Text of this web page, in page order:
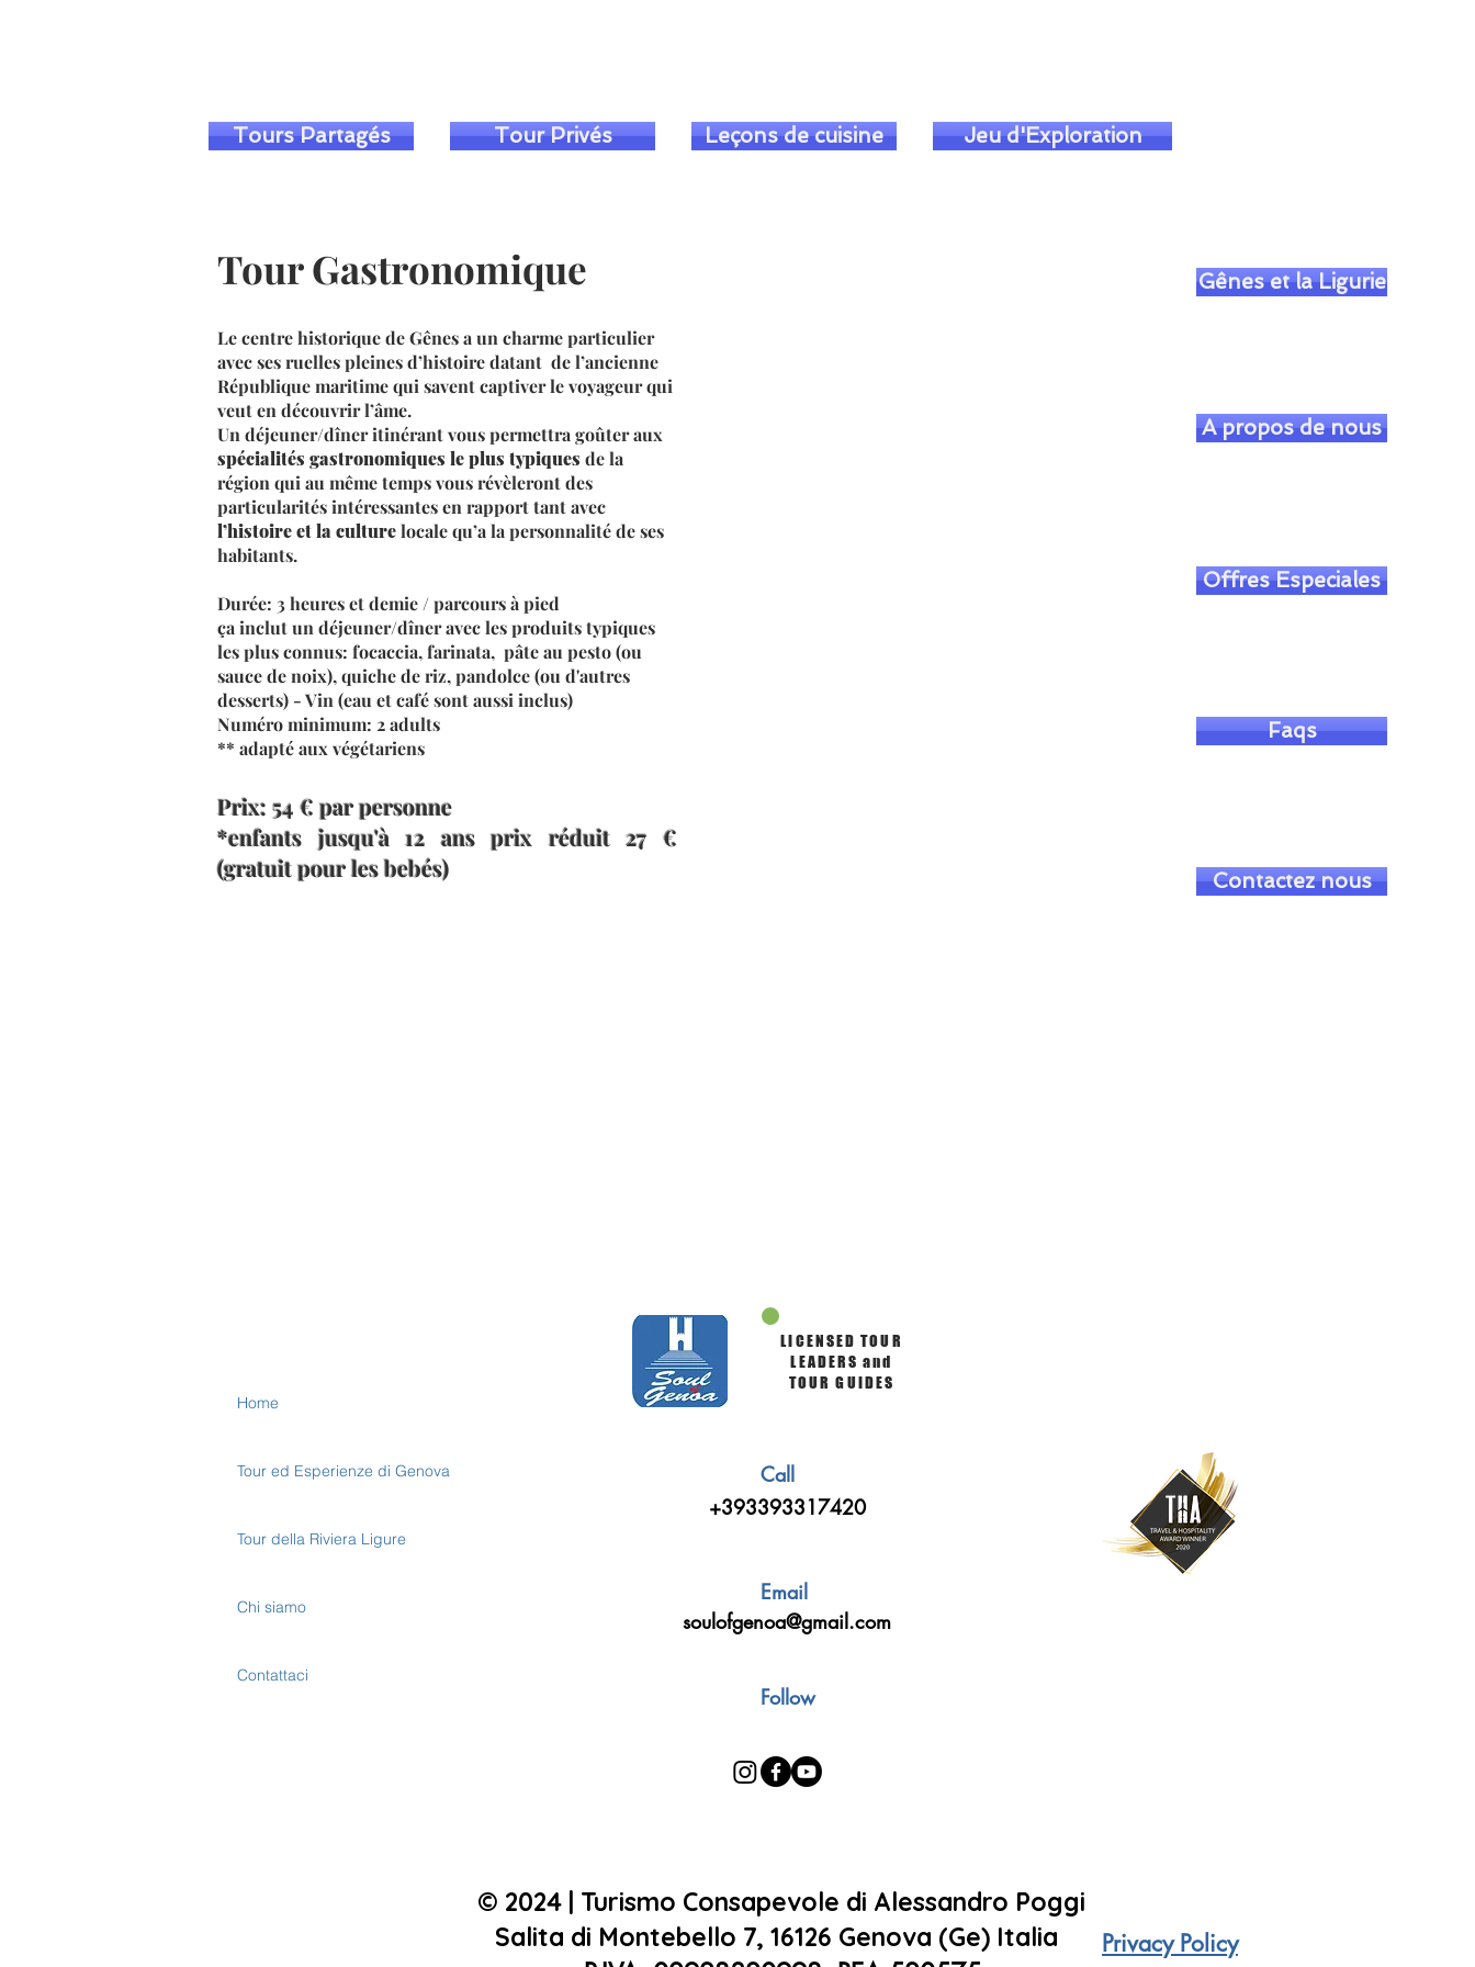
Tours Partagés Tour Privés Leçons de cuisine Jeu d'Exploration
Tour Gastronomique
Le centre historique de Gênes a un charme particulier
avec ses ruelles pleines d’histoire datant de l’ancienne
République maritime qui savent captiver le voyageur qui
veut en découvrir l’âme.
Un déjeuner/dîner itinérant vous permettra goûter aux
spécialités gastronomiques le plus typiques de la
région qui au même temps vous révèleront des
particularités intéressantes en rapport tant avec
l’histoire et la culturelocale qu’a la personnalité de ses
habitants.
Durée: 3 heures et demie / parcours à pied
ça inclut un déjeuner/dîner avec les produits typiques
les plus connus: focaccia, farinata, pâte au pesto (ou
sauce de noix), quiche de riz, pandolce (ou d'autres
desserts) - Vin (eau et café sont aussi inclus)
Numéro minimum: 2 adults
** adapté aux végétariens
Prix: 54 € par personne
*enfants jusqu'à 12 ans prix réduit 27 €
(gratuit pour les bebés)
Gênes et la Ligurie
A propos de nous
Offres Especiales
Faqs
Contactez nous
Home
Tour ed Esperienze di Genova
Tour della Riviera Ligure
Chi siamo
Contattaci
LICENSED TOUR
LEADERS and
TOUR GUIDES
Call
+393393317420
Email
soulofgenoa@gmail.com
Follow
© 2024 | Turismo Consapevole di Alessandro Poggi
Salita di Montebello 7, 16126 Genova (Ge) Italia
Privacy Policy